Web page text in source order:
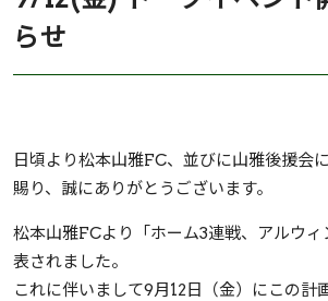
らせ
日頃より松本山雅FC、並びに山雅後援会
賜り、誠にありがとうございます。
松本山雅FCより「ホーム3連戦、アルウ
表されました。
これに伴いまして9月12日（金）にこの計